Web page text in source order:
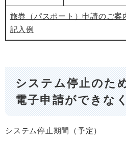
旅券（パスポート）申請のご案
記入例
システム停止のた
電子申請ができな
​システム停止期間（予定）